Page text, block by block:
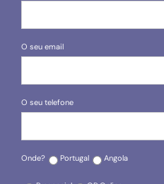
O seu email
O seu telefone
Onde? Portugal Angola